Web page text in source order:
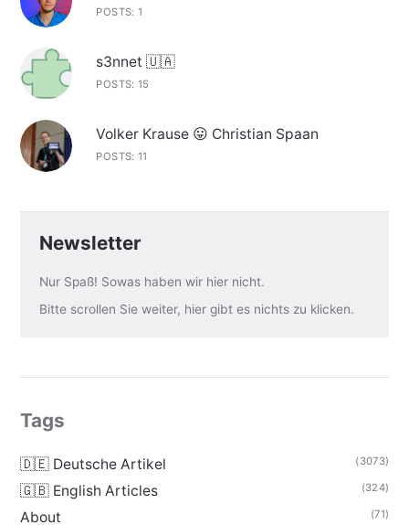
POSTS: 1
s3nnet 🇺🇦
POSTS: 15
Volker Krause 😛 Christian Spaan
POSTS: 11
Newsletter
Nur Spaß! Sowas haben wir hier nicht.
Bitte scrollen Sie weiter, hier gibt es nichts zu klicken.
Tags
🇩🇪 Deutsche Artikel (3073)
🇬🇧 English Articles (324)
About (71)